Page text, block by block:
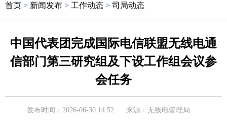
首页 > 新闻发布 > 工作动态 > 司局动态
中国代表团完成国际电信联盟无线电通
信部门第三研究组及下设工作组会议参
会任务
发布时间：2026-06-30 14:52 来源：无线电管理局